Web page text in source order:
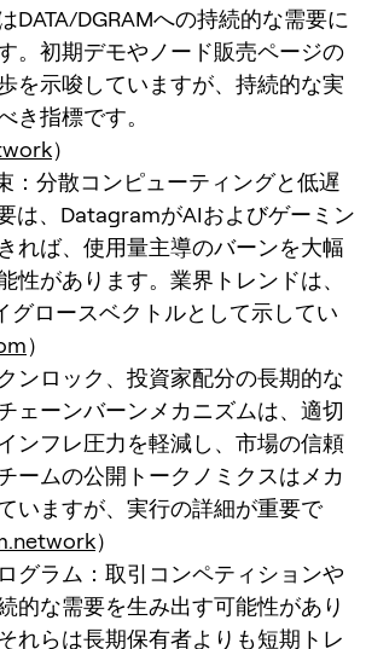
DATA/DGRAMへの持続的な需要に
。初期デモやノード販売ページの
を示唆していますが、持続的な実
き指標です。
）
：分散コンピューティングと低遅
は、DatagramがAIおよびゲーミン
れば、使用量主導のバーンを大幅
性があります。業界トレンドは、
グロースベクトルとして示してい
）
ンロック、投資家配分の長期的な
ェーンバーンメカニズムは、適切
ンフレ圧力を軽減し、市場の信頼
ームの公開トークノミクスはメカ
いますが、実行の詳細が重要で
）
グラム：取引コンペティションや
的な需要を生み出す可能性があり
れらは長期保有者よりも短期トレ